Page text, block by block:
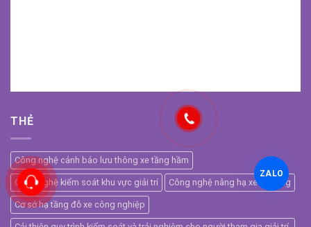
THẺ
Công nghệ cảnh báo lưu thông xe tầng hầm
Công nghệ kiểm soát khu vực giải trí Công nghệ nâng hạ xe tự động
Cơ sở hạ tầng đỗ xe công nghiệp
ZALO